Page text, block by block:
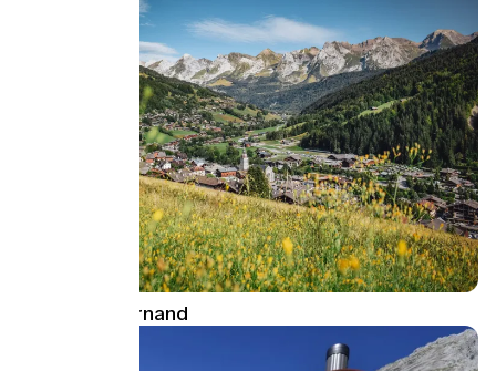
Le Grand-Bornand